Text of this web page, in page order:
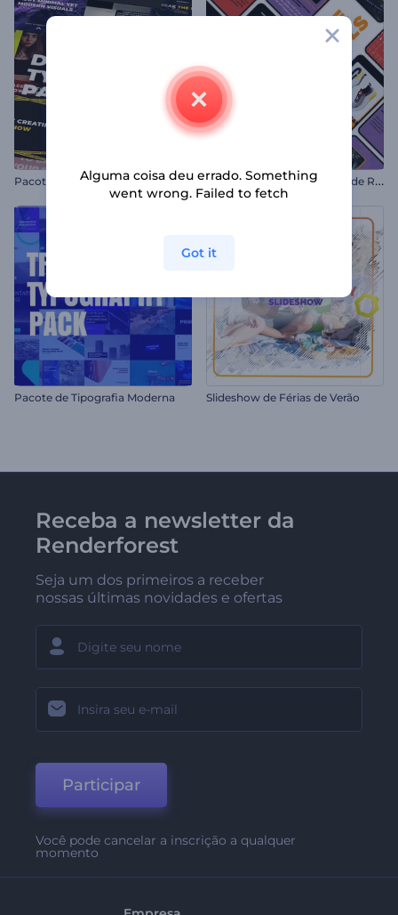
Pacote de Tipografia Dinâmica P
romoção da Black Friday de Reels
Pacote de Tipografia Moderna Slideshow de Férias de Verão
Receba a newsletter da
Renderforest
Seja um dos primeiros a receber
nossas últimas novidades e ofertas
Participar
Você pode cancelar a inscrição a qualquer
momento
Alguma coisa deu errado. Something
went wrong. Failed to fetch
Got it